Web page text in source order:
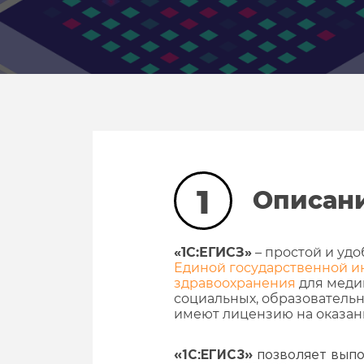
1
«1С:ЕГИСЗ» – простой и
Единой государственной
здравоохранения для
социальных,
имеют лицензию на
«1С:ЕГИСЗ» позволяет